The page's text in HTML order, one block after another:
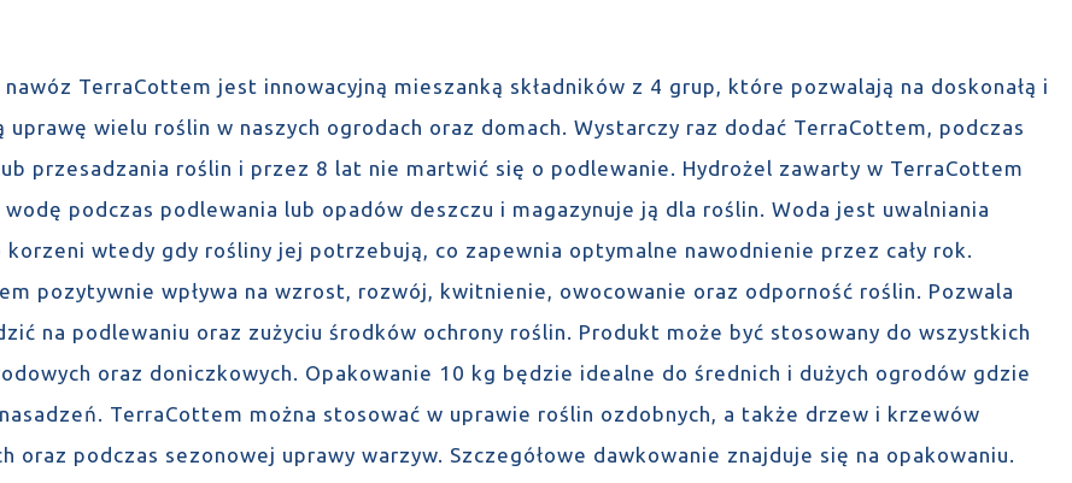
nawóz TerraCottem jest innowacyjną mieszanką składników z 4 grup, które pozwalają na doskonałą i
uprawę wielu roślin w naszych ogrodach oraz domach. Wystarczy raz dodać TerraCottem, podczas
przesadzania roślin i przez 8 lat nie martwić się o podlewanie. Hydrożel zawarty w TerraCottem
wodę podczas podlewania lub opadów deszczu i magazynuje ją dla roślin. Woda jest uwalniania
wtedy gdy rośliny jej potrzebują, co zapewnia optymalne nawodnienie przez cały rok.
pozytywnie wpływa na wzrost, rozwój, kwitnienie, owocowanie oraz odporność roślin. Pozwala
na podlewaniu oraz zużyciu środków ochrony roślin. Produkt może być stosowany do wszystkich
oraz doniczkowych. Opakowanie 10 kg będzie idealne do średnich i dużych ogrodów gdzie
TerraCottem można stosować w uprawie roślin ozdobnych, a także drzew i krzewów
oraz podczas sezonowej uprawy warzyw. Szczegółowe dawkowanie znajduje się na opakowaniu.